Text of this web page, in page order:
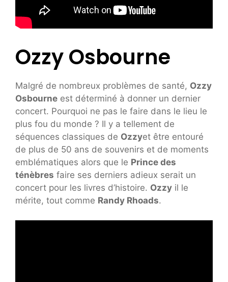
Ozzy Osbourne
Malgré de nombreux problèmes de santé, Ozzy
Osbourne est déterminé à donner un dernier
concert. Pourquoi ne pas le faire dans le lieu le
plus fou du monde ? Il y a tellement de
séquences classiques de Ozzyet être entouré
de plus de 50 ans de souvenirs et de moments
emblématiques alors que le Prince des
ténèbres faire ses derniers adieux serait un
concert pour les livres d’histoire. Ozzy il le
mérite, tout comme Randy Rhoads.